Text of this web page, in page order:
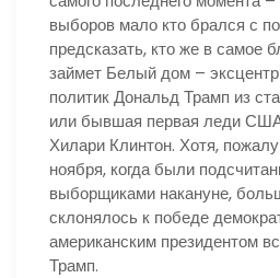
выборов мало кто брался с
предсказать, кто же в самое
займет Белый дом –
политик Дональд Трамп из
или бывшая первая леди
Хилари Клинтон. Хотя,
ноября, когда были
выборщиками накануне,
склонялось к победе
американским президентом
Трамп.